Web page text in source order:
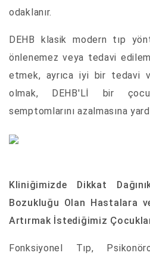
odaklanır.
DEHB klasik modern tıp
önlenemez veya tedavi
etmek, ayrıca iyi bir tedavi
olmak, DEHB'Lİ bir
semptomlarını azalmasına
Kliniğimizde Dikkat
Bozukluğu Olan Hastalara
Artırmak İstediğimiz
Fonksiyonel Tıp,